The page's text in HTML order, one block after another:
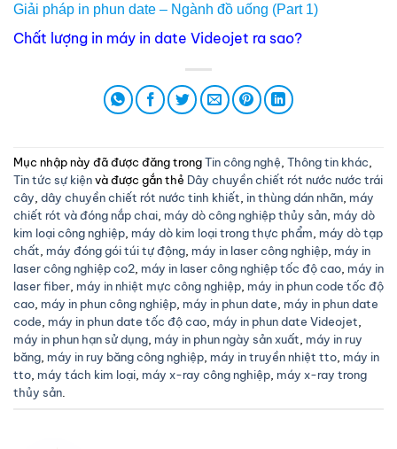
Giải pháp in phun date – Ngành đồ uống (Part 1)
Chất lượng in máy in date Videojet ra sao?
Mục nhập này đã được đăng trongTin công nghệ Thông tin khác
Tin tức sự kiệnvà được gắn thẻ Dây chuyền chiết rót nước nước trái
cây dây chuyền chiết rót nước tinh khiết in thùng dán nhãn máy
chiết rót và đóng nắp chai máy dò công nghiệp thủy sản máy dò
kim loại công nghiệp máy dò kim loại trong thực phẩm máy dò tạp
chất máy đóng gói túi tự động máy in laser công nghiệp máy in
laser công nghiệp co2 máy in laser công nghiệp tốc độ cao máy in
laser fiber máy in nhiệt mực công nghiệp máy in phun code tốc độ
cao máy in phun công nghiệp máy in phun date máy in phun date
code máy in phun date tốc độ cao máy in phun date Videojet
máy in phun hạn sử dụng máy in phun ngày sản xuất máy in ruy
băng máy in ruy băng công nghiệp máy in truyền nhiệt tto máy in
tto máy tách kim loại máy x-ray công nghiệp máy x-ray trong
thủy sản